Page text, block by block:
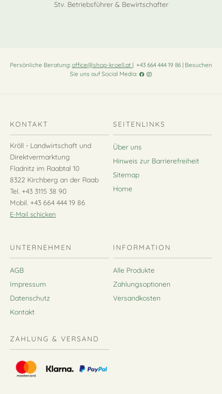
Stv. Betriebsführer & Bewirtschafter
Persönliche Beratung: office@shop-kroell.at | +43 664 444 19 86 | Besuchen
Sie uns auf Social Media:
KONTAKT
Kröll - Landwirtschaft und
Direktvermarktung
Fladnitz im Raabtal 10
8322 Kirchberg an der Raab
Tel. +43 3115 38 90
Mobil. +43 664 444 19 86
E-Mail schicken
SEITENLINKS
Über uns
Hinweis zur Barrierefreiheit
Sitemap
Home
UNTERNEHMEN
AGB
Impressum
Datenschutz
Kontakt
INFORMATION
Alle Produkte
Zahlungsoptionen
Versandkosten
ZAHLUNG & VERSAND